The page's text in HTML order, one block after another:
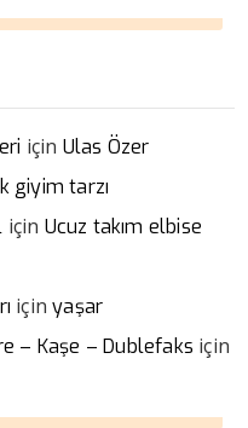
için Ulas Özer
giyim tarzı
için Ucuz takım elbise
içinyaşar
– Kaşe – Dublefaks için